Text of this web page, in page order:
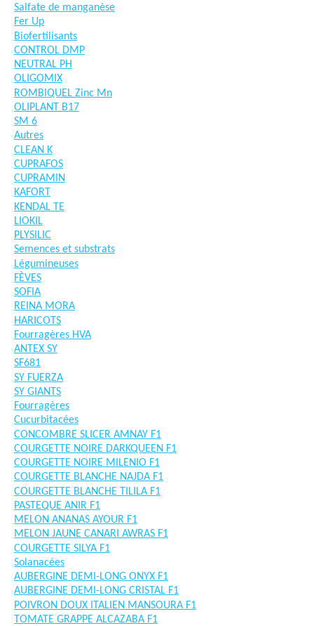
Salfate de manganèse
Fer Up
Biofertilisants
CONTROL DMP
NEUTRAL PH
OLIGOMIX
ROMBIQUEL Zinc Mn
OLIPLANT B17
SM 6
Autres
CLEAN K
CUPRAFOS
CUPRAMIN
KAFORT
KENDAL TE
LIOKIL
PLYSILIC
Semences et substrats
Légumineuses
FÈVES
SOFIA
REINA MORA
HARICOTS
Fourragères HVA
ANTEX SY
SF681
SY FUERZA
SY GIANTS
Fourragères
Cucurbitacées
CONCOMBRE SLICER AMNAY F1
COURGETTE NOIRE DARKQUEEN F1
COURGETTE NOIRE MILENIO F1
COURGETTE BLANCHE NAJDA F1
COURGETTE BLANCHE TILILA F1
PASTEQUE ANIR F1
MELON ANANAS AYOUR F1
MELON JAUNE CANARI AWRAS F1
COURGETTE SILYA F1
Solanacées
AUBERGINE DEMI-LONG ONYX F1
AUBERGINE DEMI-LONG CRISTAL F1
POIVRON DOUX ITALIEN MANSOURA F1
TOMATE GRAPPE ALCAZABA F1